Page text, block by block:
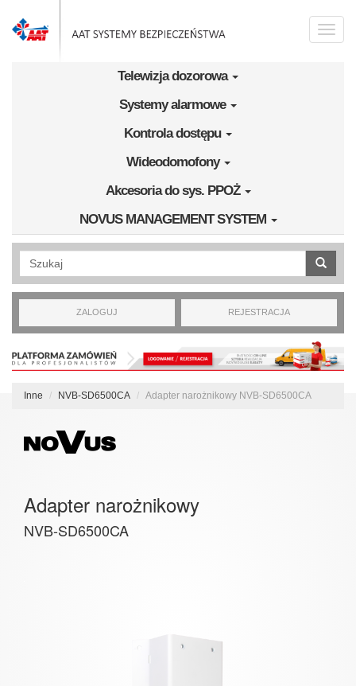
Toggle
Telewizja dozorowa
Systemy alarmowe
Kontrola dostępu
Wideodomofony
Akcesoria do sys. PPOŻ
NOVUS MANAGEMENT SYSTEM
Wyszukiwanie pełnotekstowe
ZALOGUJ REJESTRACJA
Inne NVB-SD6500CA Adapter narożnikowy NVB-SD6500CA
Adapter narożnikowy
NVB-SD6500CA